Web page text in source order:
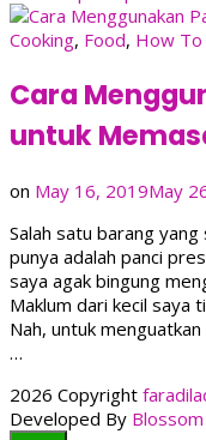
Cooking, Food, How To
Cara
untuk
on May 16, 2019May
Salah satu barang
punya adalah panci
saya agak bingung
Maklum dari kecil saya
Nah, untuk
…
2026 Copyright
Developed By